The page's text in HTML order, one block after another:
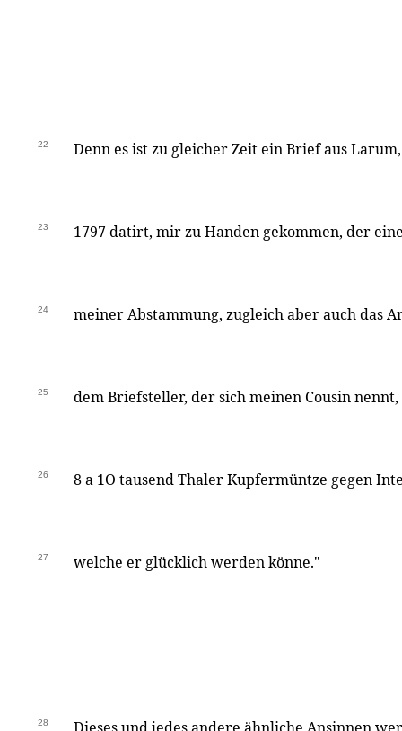
22 Denn es ist zu gleicher Zeit ein Brief aus
23 1797 datirt, mir zu Handen gekommen, der
24 meiner Abstammung, zugleich aber auch das
25 dem Briefsteller, der sich meinen Cousin
26 8 a 1O tausend Thaler Kupfermüntze gegen
27 welche er glücklich werden könne."
28